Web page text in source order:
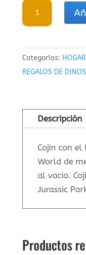
Cojin
Logo
Park
cantidad
Categorías:
REGALOS DE
Descripción
Cojin con el
World de
al vacio.
Jurassic
Productos